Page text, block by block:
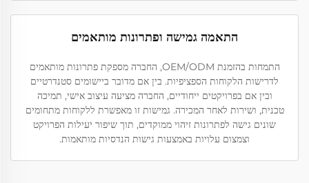
התאמה גמישה ופתרונות מותאמים
התמחות בהזמנת OEM/ODM, החברה מספקת פתרונות מותאמים
לדרישות הלקוחות הספציפיות. בין אם מדובר ביישומים סטנדרטיים
ובין אם בפרויקטים ייחודיים, החברה מציעה עיצוב אישי, תמיכה
טכנית, ושירות לאחר המכירה. גמישות זו מאפשרת ללקוחות מתחומים
שונים גישה לפתרונות זיהוי ממוקדים, תוך שיפור יעילות הפרויקט
וצמצום עלויות באמצעות גישות הנדסיות מותאמות.